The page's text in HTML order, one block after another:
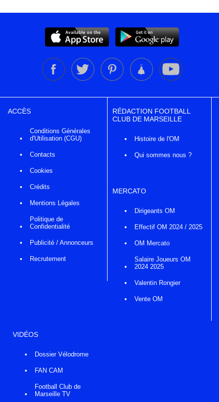
ACCÈS
Conditions Générales
d'Utilisation (CGU)
Contacts
Cookies
Crédits
Mentions Légales
Politique de
Confidentialité
Publicité / Annonceurs
Recrutement
RÉDACTION FOOTBALL
CLUB DE MARSEILLE
Histoire de l'OM
Qui sommes nous ?
MERCATO
Dirigeants OM
Effectif OM 2024 / 2025
OM Mercato
Salaire Joueurs OM
2024 2025
Valentin Rongier
Vente OM
VIDÉOS
Dossier Vélodrome
FAN CAM
Football Club de
Marseille TV